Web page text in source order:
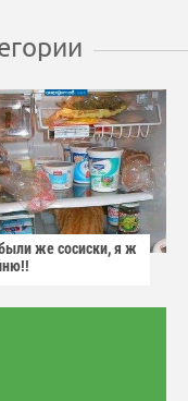
же сосиски, я ж